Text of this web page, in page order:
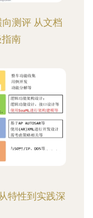
测评 从文档
南
特性到实践深